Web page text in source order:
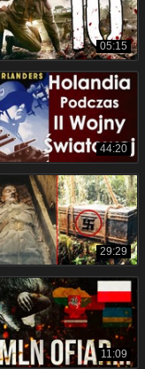
05:15
44:20
29:29
11:09